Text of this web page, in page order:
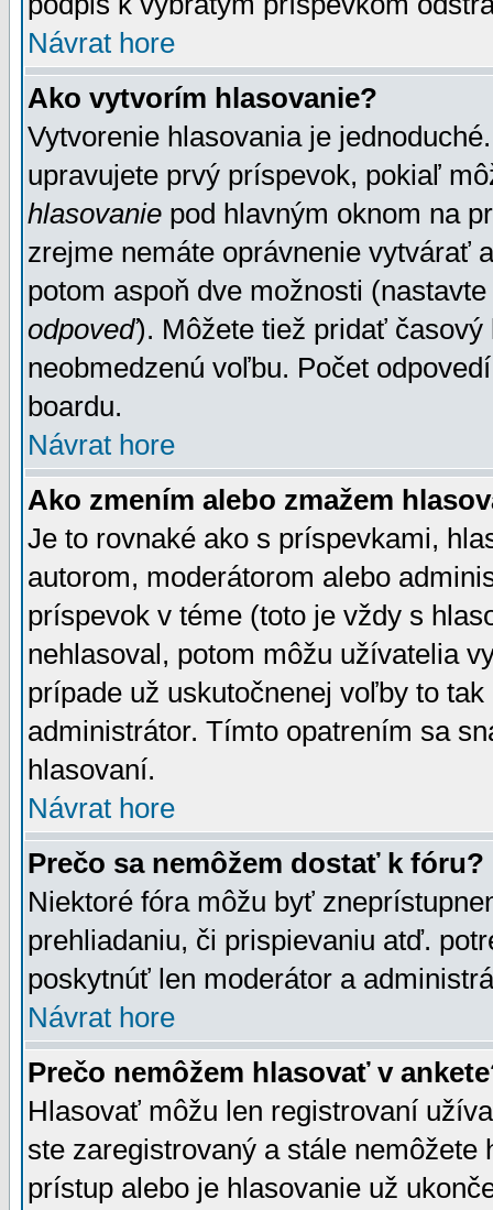
Návrat hore
Ako vytvorím hlasovanie?
Vytvorenie hlasovania je
upravujete prvý príspevok, pokiaľ
hlasovanie pod hlavným oknom na
zrejme nemáte oprávnenie vytvárať
potom aspoň dve možnosti
odpoveď). Môžete tiež pridať
neobmedzenú voľbu. Počet
boardu.
Návrat hore
Ako zmením alebo zmažem
Je to rovnaké ako s príspevkami,
autorom, moderátorom alebo
príspevok v téme (toto je vždy s
nehlasoval, potom môžu užívatelia
prípade už uskutočnenej voľby to
administrátor. Tímto opatrením sa
hlasovaní.
Návrat hore
Prečo sa nemôžem dostať k fóru?
Niektoré fóra môžu byť
prehliadaniu, či prispievaniu atď.
poskytnúť len moderátor a
Návrat hore
Prečo nemôžem hlasovať v
Hlasovať môžu len registrovaní
ste zaregistrovaný a stále
prístup alebo je hlasovanie už